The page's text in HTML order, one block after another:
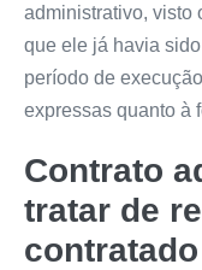
administrativo, visto
que ele já havia
período de
expressas quanto à
Contrato
tratar de
contratado